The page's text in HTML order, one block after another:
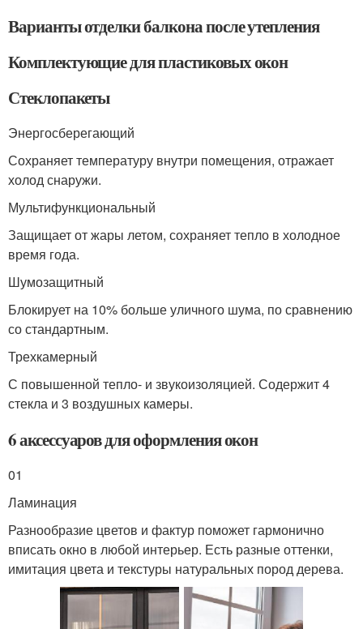
Варианты отделки балкона после утепления
Комплектующие для пластиковых окон
Стеклопакеты
Энергосберегающий
Сохраняет температуру внутри помещения, отражает
холод снаружи.
Мультифункциональный
Защищает от жары летом, сохраняет тепло в холодное
время года.
Шумозащитный
Блокирует на 10% больше уличного шума, по сравнению
со стандартным.
Трехкамерный
С повышенной тепло- и звукоизоляцией. Содержит 4
стекла и 3 воздушных камеры.
6 аксессуаров для оформления окон
01
Ламинация
Разнообразие цветов и фактур поможет гармонично
вписать окно в любой интерьер. Есть разные оттенки,
имитация цвета и текстуры натуральных пород дерева.